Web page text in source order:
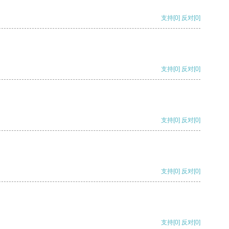
支持[0] 反对[0]
支持[0] 反对[0]
支持[0] 反对[0]
支持[0] 反对[0]
支持[0] 反对[0]